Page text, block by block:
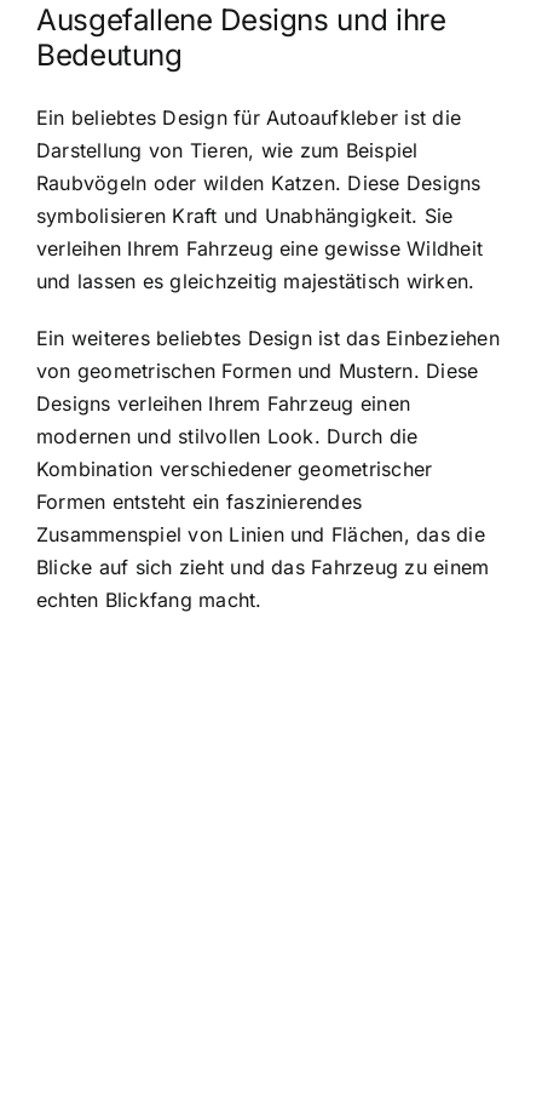
Ausgefallene Designs und ihre
Bedeutung
Ein beliebtes Design für Autoaufkleber ist die
Darstellung von Tieren, wie zum Beispiel
Raubvögeln oder wilden Katzen. Diese Designs
symbolisieren Kraft und Unabhängigkeit. Sie
verleihen Ihrem Fahrzeug eine gewisse Wildheit
und lassen es gleichzeitig majestätisch wirken.
Ein weiteres beliebtes Design ist das Einbeziehen
von geometrischen Formen und Mustern. Diese
Designs verleihen Ihrem Fahrzeug einen
modernen und stilvollen Look. Durch die
Kombination verschiedener geometrischer
Formen entsteht ein faszinierendes
Zusammenspiel von Linien und Flächen, das die
Blicke auf sich zieht und das Fahrzeug zu einem
echten Blickfang macht.